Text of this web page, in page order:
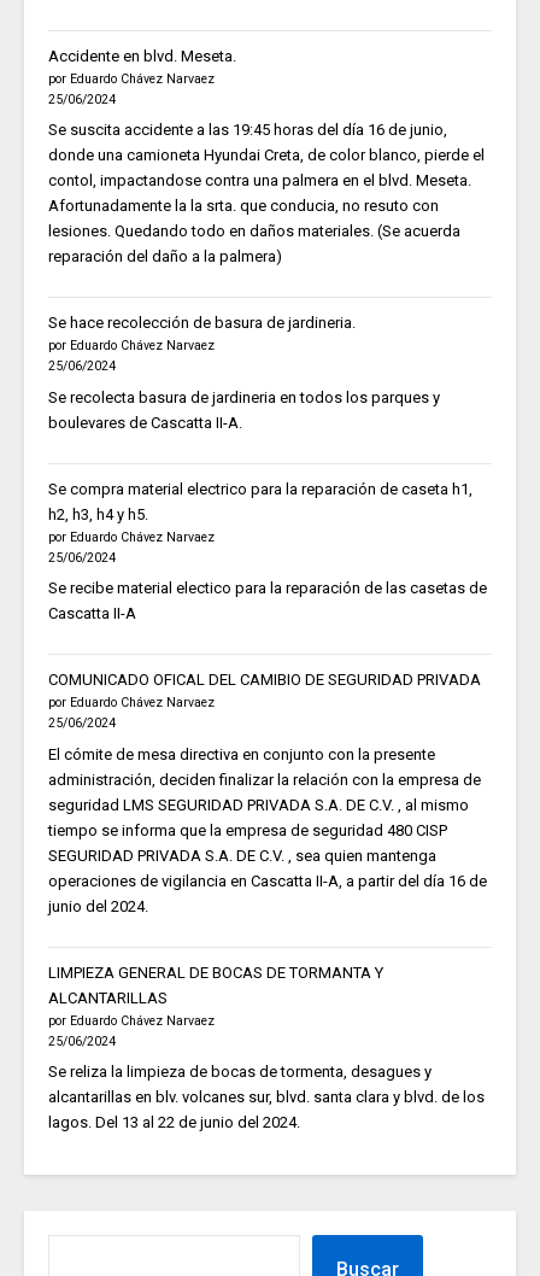
Accidente en blvd. Meseta.
por Eduardo Chávez Narvaez
25/06/2024
Se suscita accidente a las 19:45 horas del día 16 de junio,
donde una camioneta Hyundai Creta, de color blanco, pierde el
contol, impactandose contra una palmera en el blvd. Meseta.
Afortunadamente la la srta. que conducia, no resuto con
lesiones. Quedando todo en daños materiales. (Se acuerda
reparación del daño a la palmera)
Se hace recolección de basura de jardineria.
por Eduardo Chávez Narvaez
25/06/2024
Se recolecta basura de jardineria en todos los parques y
boulevares de Cascatta II-A.
Se compra material electrico para la reparación de caseta h1,
h2, h3, h4 y h5.
por Eduardo Chávez Narvaez
25/06/2024
Se recibe material electico para la reparación de las casetas de
Cascatta II-A
COMUNICADO OFICAL DEL CAMIBIO DE SEGURIDAD PRIVADA
por Eduardo Chávez Narvaez
25/06/2024
El cómite de mesa directiva en conjunto con la presente
administración, deciden finalizar la relación con la empresa de
seguridad LMS SEGURIDAD PRIVADA S.A. DE C.V. , al mismo
tiempo se informa que la empresa de seguridad 480 CISP
SEGURIDAD PRIVADA S.A. DE C.V. , sea quien mantenga
operaciones de vigilancia en Cascatta II-A, a partir del día 16 de
junio del 2024.
LIMPIEZA GENERAL DE BOCAS DE TORMANTA Y
ALCANTARILLAS
por Eduardo Chávez Narvaez
25/06/2024
Se reliza la limpieza de bocas de tormenta, desagues y
alcantarillas en blv. volcanes sur, blvd. santa clara y blvd. de los
lagos. Del 13 al 22 de junio del 2024.
Buscar